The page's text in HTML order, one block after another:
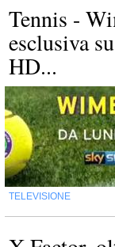
Tennis -
esclusiva
HD...
TELEVISIONE